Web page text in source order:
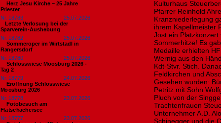
Herz Jesu Kirche – 25 Jahre
Priester
Nr. 18783
25.07.2026
​Letzte Verlosung bei der
Sparverein-Aushebung
Nr. 18782
25.07.2026
Sommeroper im Wirtstadl in
Rangersdorf
Nr. 18780
25.07.2026
Schlosswiese Moosburg 2026 -
Tag 2
Nr. 18779
24.07.2026
Eröffnung Schlosswiese
Moosburg 2026
Nr. 18778
23.07.2026
Fotobesuch am
Flatschachersee
Nr. 18777
23.07.2026
Kulturhaus
Pfarrer Reinhold
Kranzniederlegung
ihrem Kapellmeister
Jost ein
Sommerhitze! Es
Medaille erhielten
Wernig aus den
Kdt-Stvr. Stich.
Feldkirchen und
Gesehen wurden:
Petritz mit Sohn
Pluch von der
Trachtenfrauen
Unternehmer A.D.
Schinegger und die